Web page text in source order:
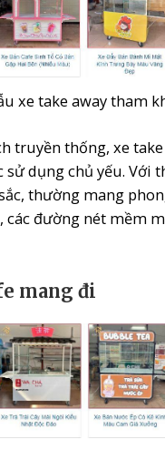
xe take away tham
truyền thống, xe
dụng chủ yếu. Với
thường mang
các đường nét mềm
mang đi